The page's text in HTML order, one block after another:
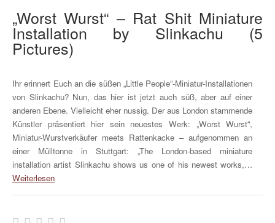
„Worst Wurst“ – Rat Shit Miniature
Installation by Slinkachu (5
Pictures)
Ihr erinnert Euch an die süßen „Little People“-Miniatur-Installationen
von Slinkachu? Nun, das hier ist jetzt auch süß, aber auf einer
anderen Ebene. Vielleicht eher nussig. Der aus London stammende
Künstler präsentiert hier sein neuestes Werk: „Worst Wurst“,
Miniatur-Wurstverkäufer meets Rattenkacke – aufgenommen an
einer Mülltonne in Stuttgart: „The London-based miniature
installation artist Slinkachu shows us one of his newest works,…
Weiterlesen